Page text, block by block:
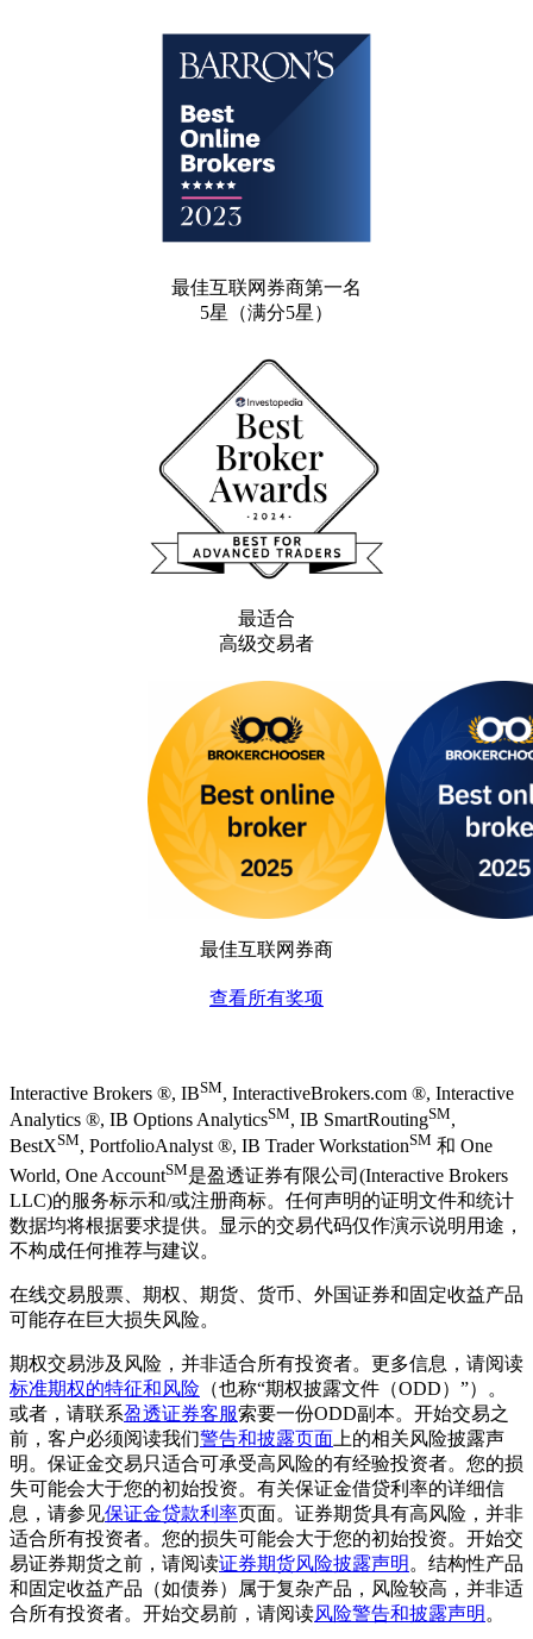
最佳互联网券商第一名
5星（满分5星）
最适合
高级交易者
最佳互联网券商
查看所有奖项
Interactive Brokers ®, IBSM, InteractiveBrokers.com ®, Interactive
Analytics ®, IB Options AnalyticsSM, IB SmartRoutingSM,
BestXSM, PortfolioAnalyst ®, IB Trader WorkstationSM 和 One
World, One AccountSM是盈透证券有限公司(Interactive Brokers
LLC)的服务标示和/或注册商标。任何声明的证明文件和统计
数据均将根据要求提供。显示的交易代码仅作演示说明用途，
不构成任何推荐与建议。
在线交易股票、期权、期货、货币、外国证券和固定收益产品
可能存在巨大损失风险。
期权交易涉及风险，并非适合所有投资者。更多信息，请阅读
标准期权的特征和风险 （也称“期权披露文件（ODD）”）。
或者，请联系盈透证券客服索要一份ODD副本。开始交易之
前，客户必须阅读我们警告和披露页面 上的相关风险披露声
明。保证金交易只适合可承受高风险的有经验投资者。您的损
失可能会大于您的初始投资。有关保证金借贷利率的详细信
息，请参见保证金贷款利率页面。证券期货具有高风险，并非
适合所有投资者。您的损失可能会大于您的初始投资。开始交
易证券期货之前，请阅读证券期货风险披露声明 。结构性产品
和固定收益产品（如债券）属于复杂产品，风险较高，并非适
合所有投资者。开始交易前，请阅读风险警告和披露声明 。